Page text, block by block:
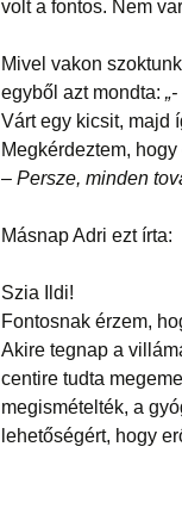
volt a fontos. Nem
Mivel vakon
egyből azt mondta:
Várt egy kicsit, majd
Megkérdeztem,
– Persze, minden
Másnap Adri ezt írta:
Szia Ildi!
Fontosnak érzem,
Akire tegnap a
centire tudta
megismételték, a
lehetőségért, hogy